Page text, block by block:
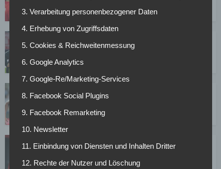
ein Übergangs-Trainer?
23.02.2020
Robin Gosens drängt sich für eine DFB-
Nominierung auf
23.02.2020
RB und Leverkusen scouten Ligue 1-Spiel in Dijon
3. Verarbeitung personenbezogener Daten
4. Erhebung von Zugriffsdaten
5. Cookies & Reichweitenmessung
6. Google Analytics
7. Google-Re/Marketing-Services
8. Facebook Social Plugins
9. Facebook Remarketing
10. Newsletter
11. Einbindung von Diensten und Inhalten Dritter
12. Rechte der Nutzer und Löschung